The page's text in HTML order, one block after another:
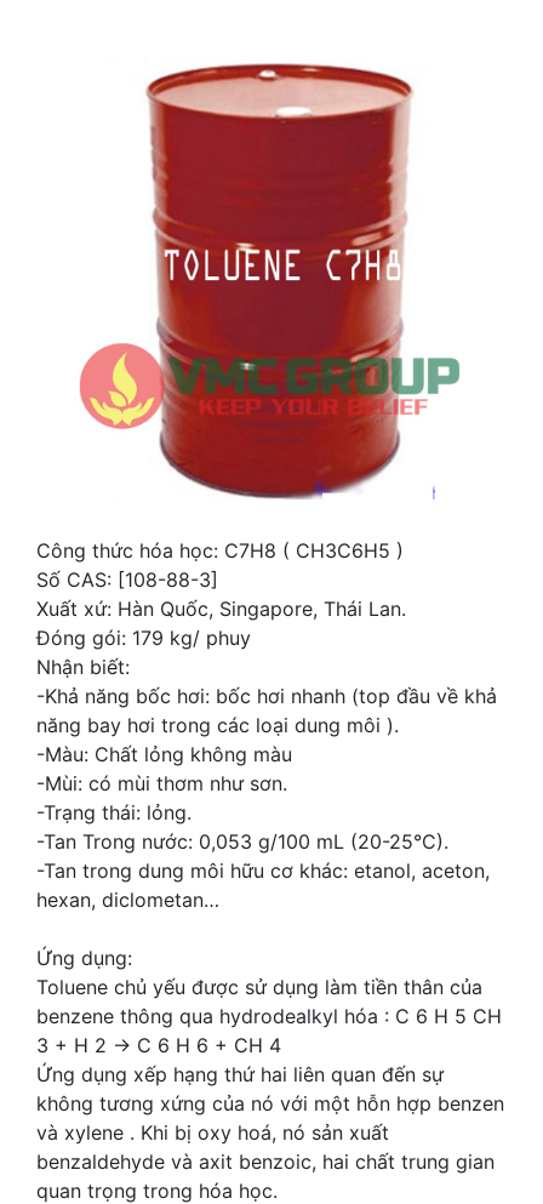
Công thức hóa học: C7H8 ( CH3C6H5 )
Số CAS: [108-88-3]
Xuất xứ: Hàn Quốc, Singapore, Thái Lan.
Đóng gói: 179 kg/ phuy
Nhận biết:
-Khả năng bốc hơi: bốc hơi nhanh (top đầu về khả
năng bay hơi trong các loại dung môi ).
-Màu: Chất lỏng không màu
-Mùi: có mùi thơm như sơn.
-Trạng thái: lỏng.
-Tan Trong nước: 0,053 g/100 mL (20-25°C).
-Tan trong dung môi hữu cơ khác: etanol, aceton,
hexan, diclometan…
Ứng dụng:
Toluene chủ yếu được sử dụng làm tiền thân của
benzene thông qua hydrodealkyl hóa : C 6 H 5 CH
3 + H 2 → C 6 H 6 + CH 4
Ứng dụng xếp hạng thứ hai liên quan đến sự
không tương xứng của nó với một hỗn hợp benzen
và xylene . Khi bị oxy hoá, nó sản xuất
benzaldehyde và axit benzoic, hai chất trung gian
quan trọng trong hóa học.